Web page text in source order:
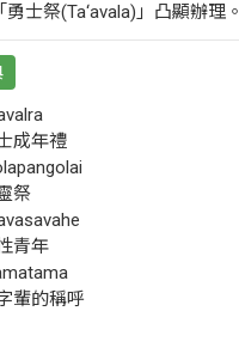
士祭(Ta‘avala)」凸顯辦理。
成年禮
祭
青年
輩的稱呼